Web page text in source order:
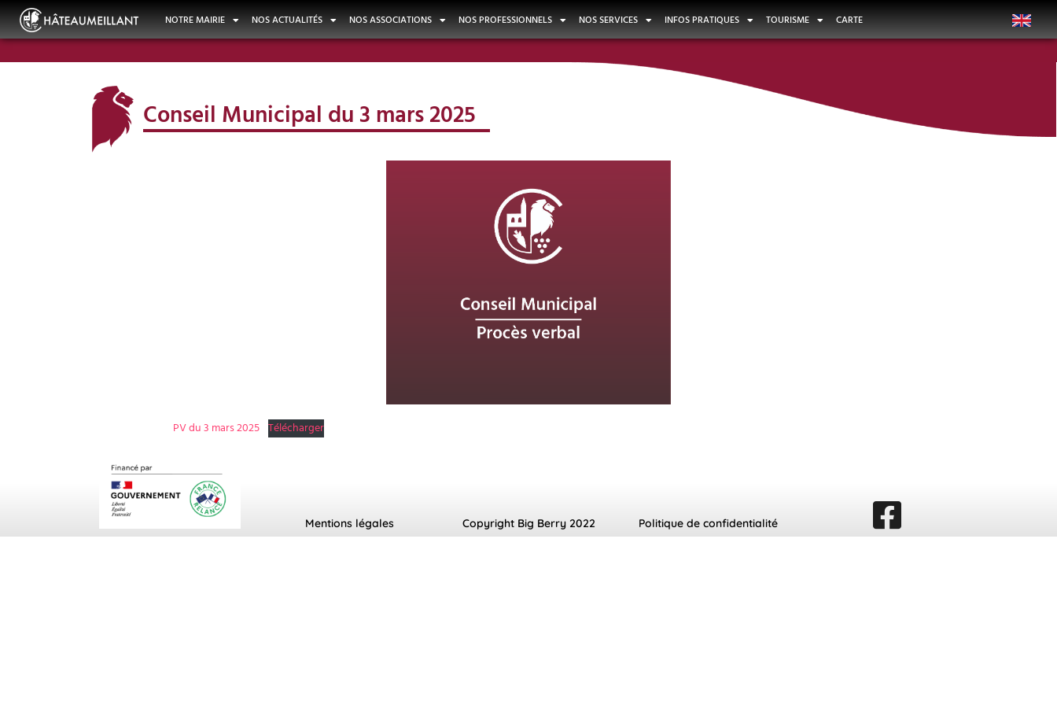
NOTRE MAIRIE NOS ACTUALITÉS NOS ASSOCIATIONS NOS PROFESSIONNELS NOS SERVICES INFOS PRATIQUES TOURISME CARTE
Conseil Municipal du 3 mars 2025
PV du 3 mars 2025 Télécharger
Mentions légales Copyright Big Berry 2022 Politique de confidentialité